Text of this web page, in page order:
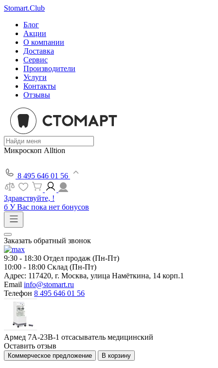
Stomart.Club
Блог
Акции
О компании
Доставка
Сервис
Производители
Услуги
Контакты
Отзывы
Микроскоп Alltion
8 495 646 01 56
Здравствуйте, !
б У Вас пока нет бонусов
Заказать обратный звонок
9:30 - 18:30 Отдел продаж (Пн-Пт)
10:00 - 18:00 Склад (Пн-Пт)
Адрес: 117420, г. Москва, улица Намёткина, 14 корп.1
Email info@stomart.ru
Телефон 8 495 646 01 56
Армед 7A-23B-1 отсасыватель медицинский
Оставить отзыв
Коммерческое предложение В корзину